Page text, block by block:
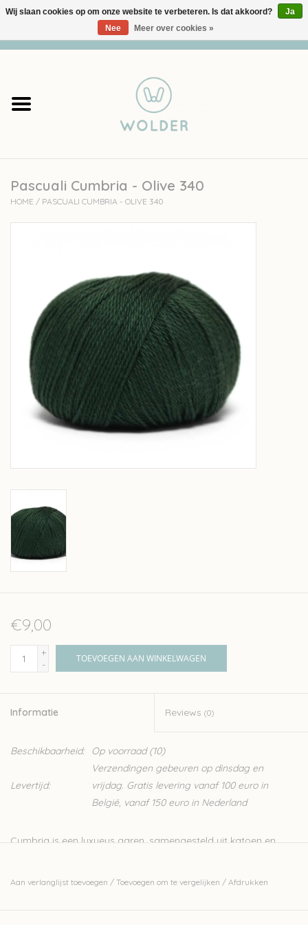
Garens
Accessoires
workshops
Over wolder
Pascuali Cumbria - Olive 340
HOME / PASCUALI CUMBRIA - OLIVE 340
€9,00
+
-
TOEVOEGEN AAN WINKELWAGEN
Informatie Reviews (0)
Beschikbaarheid: Op voorraad(10)
Levertijd:
Verzendingen gebeuren op dinsdag en
vrijdag. Gratis levering vanaf 100 euro in
België, vanaf 150 euro in Nederland
Cumbria is een luxueus garen, samengesteld uit katoen en
Aan verlanglijst toevoegen / Toevoegen om te vergelijken / Afdrukken
Wij slaan cookies op om onze website te verbeteren. Is dat akkoord?
Ja
Nee
Meer over cookies »